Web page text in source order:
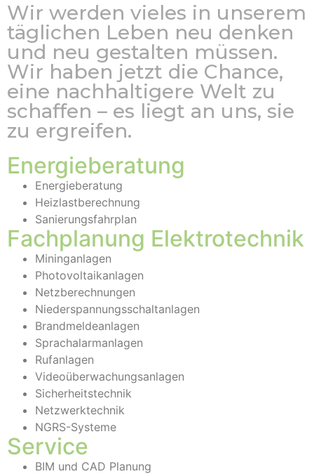
Wir werden vieles in unserem
täglichen Leben neu denken
und neu gestalten müssen.
Wir haben jetzt die Chance,
eine nachhaltigere Welt zu
schaffen – es liegt an uns, sie
zu ergreifen.
Energieberatung
Energieberatung
Heizlastberechnung
Sanierungsfahrplan
Fachplanung Elektrotechnik
Mininganlagen
Photovoltaikanlagen
Netzberechnungen
Niederspannungsschaltanlagen
Brandmeldeanlagen
Sprachalarmanlagen
Rufanlagen
Videoüberwachungsanlagen
Sicherheitstechnik
Netzwerktechnik
NGRS-Systeme
Service
BIM und CAD Planung